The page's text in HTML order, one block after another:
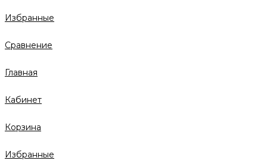
Избранные
Сравнение
Главная
Кабинет
Корзина
Избранные